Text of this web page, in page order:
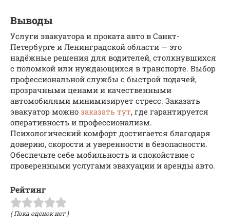
Выводы
Услуги эвакуатора и проката авто в Санкт-
Петербурге и Ленинградской области — это
надёжные решения для водителей, столкнувшихся
с поломкой или нуждающихся в транспорте. Выбор
профессиональной службы с быстрой подачей,
прозрачными ценами и качественными
автомобилями минимизирует стресс. Заказать
эвакуатор можно заказать тут, где гарантируется
оперативность и профессионализм.
Психологический комфорт достигается благодаря
доверию, скорости и уверенности в безопасности.
Обеспечьте себе мобильность и спокойствие с
проверенными услугами эвакуации и аренды авто.
Рейтинг
( Пока оценок нет )